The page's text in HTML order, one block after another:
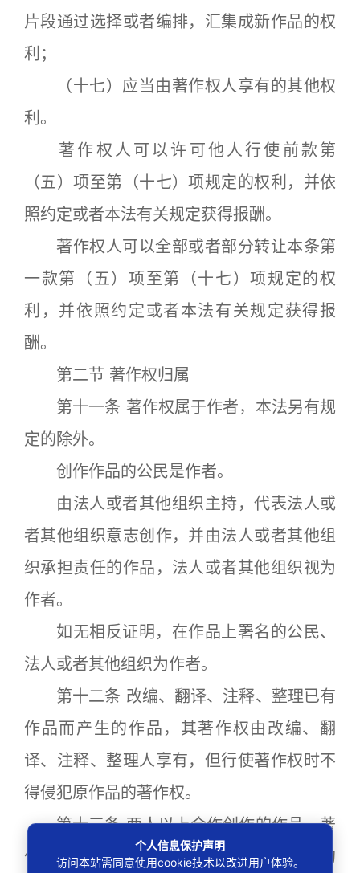
片段通过选择或者编排，汇集成新作品的权
利；
（十七）应当由著作权人享有的其他权
利。
著作权人可以许可他人行使前款第
（五）项至第（十七）项规定的权利，并依
照约定或者本法有关规定获得报酬。
著作权人可以全部或者部分转让本条第
一款第（五）项至第（十七）项规定的权
利，并依照约定或者本法有关规定获得报
酬。
第二节 著作权归属
第十一条 著作权属于作者，本法另有规
定的除外。
创作作品的公民是作者。
由法人或者其他组织主持，代表法人或
者其他组织意志创作，并由法人或者其他组
织承担责任的作品，法人或者其他组织视为
作者。
如无相反证明，在作品上署名的公民、
法人或者其他组织为作者。
第十二条 改编、翻译、注释、整理已有
作品而产生的作品，其著作权由改编、翻
译、注释、整理人享有，但行使著作权时不
得侵犯原作品的著作权。
第十三条 两人以上合作创作的作品，著
作权由合作作者共同享有。没有参加创作的
个人信息保护声明
访问本站需同意使用cookie技术以改进用户体验。